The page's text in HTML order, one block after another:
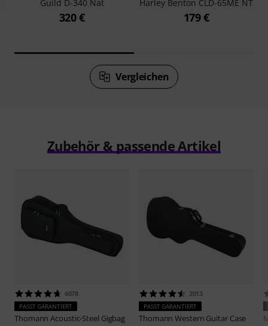
Guild D-340 Nat
320 €
Harley Benton CLD-65ME NT
179 €
Vergleichen
Zubehör & passende Artikel
6078
PASST GARANTIERT
ThomannAcoustic-Steel Gigbag
2013
PASST GARANTIERT
ThomannWestern Guitar Case